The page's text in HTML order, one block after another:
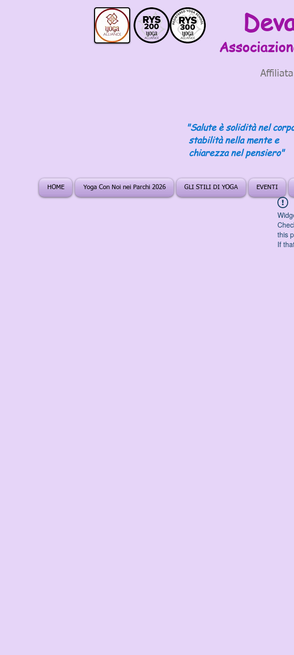
"Salute è solidità nel
stabilità nella mente e
chiarezza nel pensiero"
HOME Yoga Con Noi nei Parchi 2026 GLI STILI DI YOGA EVENTI
this
If